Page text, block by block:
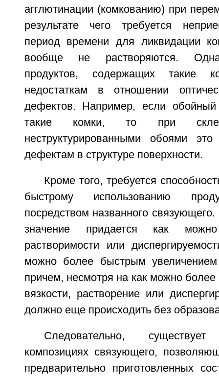
агглютинации (комкованию) при
результате чего требуется
период времени для ликвидации
вообще не растворяются.
продуктов, содержащих такие
недостаткам в отношении
дефектов. Например, если обойный
такие комки, то при
неструктурированными обоями
дефектам в структуре поверхности.
Кроме того, требуется
быстрому использованию
посредством названного
значение придается как
растворимости или
можно более быстрым увеличением
причем, несмотря на как можно
вязкости, растворение или
должно еще происходить без
Следовательно,
композициях связующего,
предварительно приготовленных